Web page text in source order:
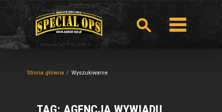
Strona główna Wyszukiwanie